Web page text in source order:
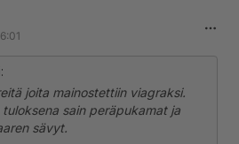
joita mainostettiin viagraksi.
sain peräpukamat ja
sävyt.